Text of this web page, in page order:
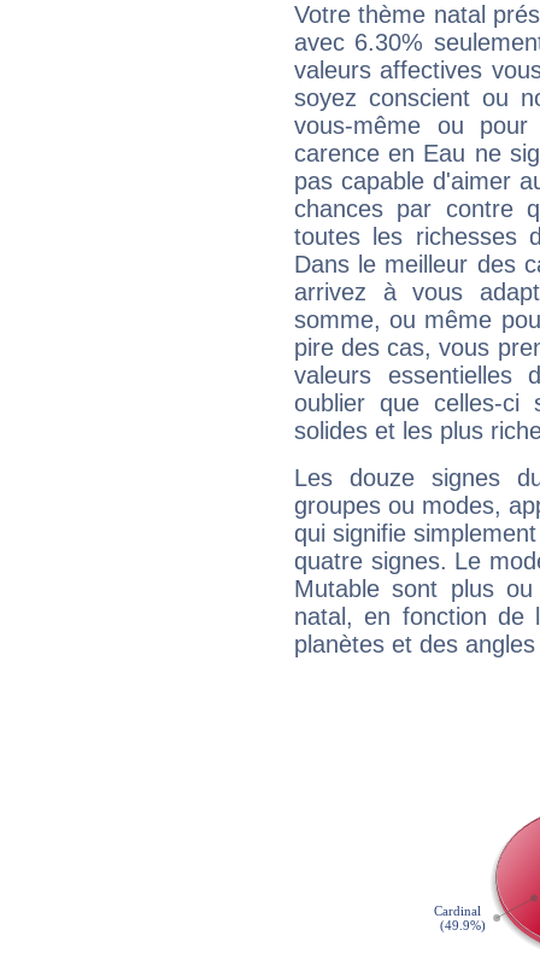
Votre thème natal
avec 6.30%
valeurs affectives
soyez conscient ou
vous-même ou
carence en Eau ne
pas capable d'aimer
chances par contre
toutes les richesses
Dans le meilleur des
arrivez à vous
somme, ou même
pire des cas, vous
valeurs
oublier que celles-
solides et les plus
Les douze signes
groupes ou modes,
qui signifie
quatre signes. Le
Mutable sont plus
natal, en fonction de
planètes et des